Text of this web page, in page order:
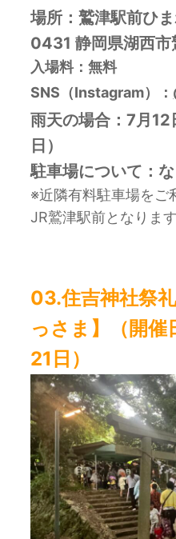
場所：鷲津駅前ひ
0431 静岡県湖西市
入場料：無料
SNS（Instagram）：
雨天の場合：7月
日）
駐車場について：
※近隣有料駐車場をご
JR鷲津駅前となります
03.住吉神社祭
っさま】
（開
21日）